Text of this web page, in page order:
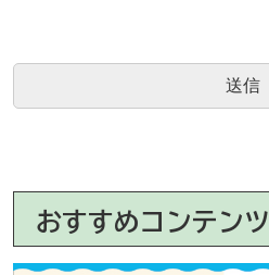
おすすめコンテンツ